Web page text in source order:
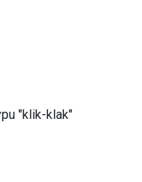
"klik-klak"